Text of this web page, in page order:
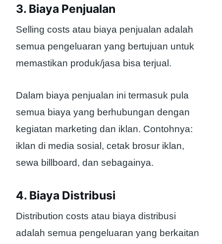
3. Biaya Penjualan
Selling costs atau biaya penjualan adalah
semua pengeluaran yang bertujuan untuk
memastikan produk/jasa bisa terjual.
Dalam biaya penjualan ini termasuk pula
semua biaya yang berhubungan dengan
kegiatan marketing dan iklan. Contohnya:
iklan di media sosial, cetak brosur iklan,
sewa billboard, dan sebagainya.
4. Biaya Distribusi
Distribution costs atau biaya distribusi
adalah semua pengeluaran yang berkaitan